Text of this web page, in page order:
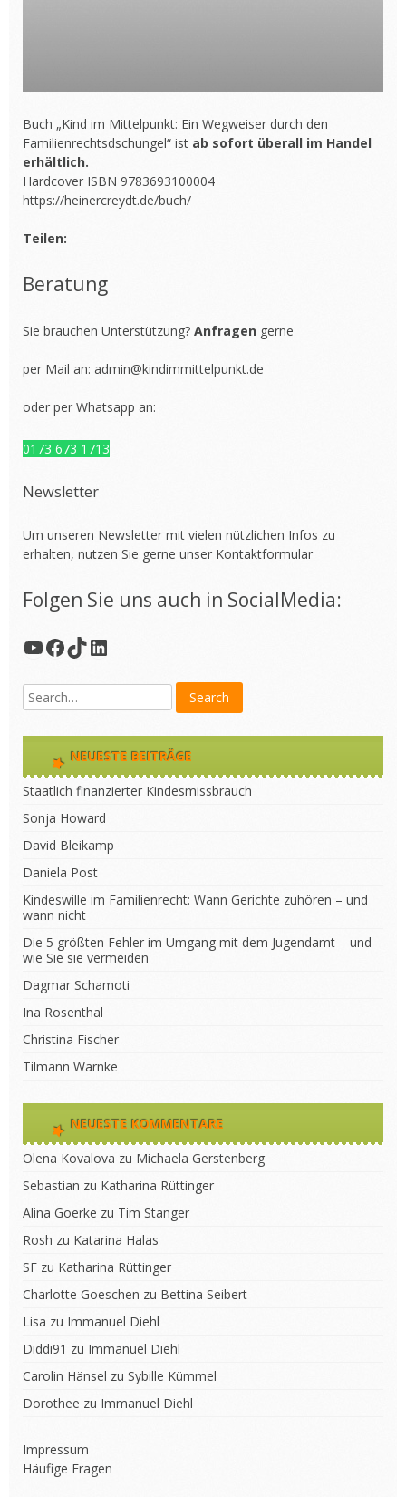
Buch „Kind im Mittelpunkt: Ein Wegweiser durch den
Familienrechtsdschungel“ ist ab sofort überall im Handel
erhältlich.
Hardcover ISBN 9783693100004
https://heinercreydt.de/buch/
Teilen:
Beratung
Sie brauchen Unterstützung? Anfragen gerne
per Mail an: admin@kindimmittelpunkt.de
oder per Whatsapp an:
0173 673 1713
Newsletter
Um unseren Newsletter mit vielen nützlichen Infos zu
erhalten, nutzen Sie gerne unser Kontaktformular
Folgen Sie uns auch in SocialMedia:
YouTube
Facebook
TikTok
LinkedIn
NEUESTE BEITRÄGE
Staatlich finanzierter Kindesmissbrauch
Sonja Howard
David Bleikamp
Daniela Post
Kindeswille im Familienrecht: Wann Gerichte zuhören – und
wann nicht
Die 5 größten Fehler im Umgang mit dem Jugendamt – und
wie Sie sie vermeiden
Dagmar Schamoti
Ina Rosenthal
Christina Fischer
Tilmann Warnke
NEUESTE KOMMENTARE
Olena Kovalova zu Michaela Gerstenberg
Sebastian zu Katharina Rüttinger
Alina Goerke zu Tim Stanger
Rosh zu Katarina Halas
SF zu Katharina Rüttinger
Charlotte Goeschen zu Bettina Seibert
Lisa zu Immanuel Diehl
Diddi91 zu Immanuel Diehl
Carolin Hänsel zu Sybille Kümmel
Dorothee zu Immanuel Diehl
Impressum
Häufige Fragen